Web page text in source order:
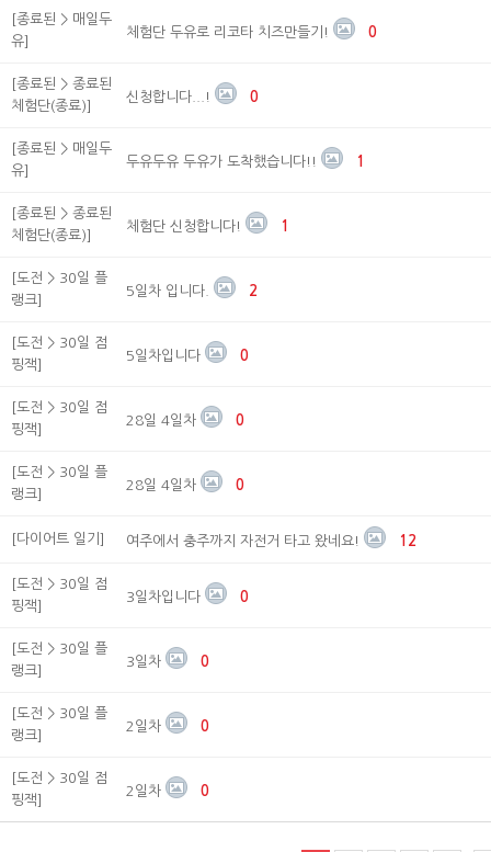
[종료된 > 매일두
유]
체험단 두유로 리코타 치즈만들기! 0
[종료된 > 종료된
체험단(종료)]
신청합니다...! 0
[종료된 > 매일두
유]
두유두유 두유가 도착했습니다!! 1
[종료된 > 종료된
체험단(종료)]
체험단 신청합니다! 1
[도전 > 30일 플
랭크]
5일차 입니다. 2
[도전 > 30일 점
핑잭]
5일차입니다 0
[도전 > 30일 점
핑잭]
28일 4일차 0
[도전 > 30일 플
랭크]
28일 4일차 0
[다이어트 일기] 여주에서 충주까지 자전거 타고 왔네요! 12
[도전 > 30일 점
핑잭]
3일차입니다 0
[도전 > 30일 플
랭크]
3일차 0
[도전 > 30일 플
랭크]
2일차 0
[도전 > 30일 점
핑잭]
2일차 0